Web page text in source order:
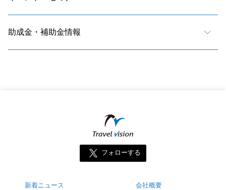
助成金・補助金情報
フォローする
新着ニュース
会社概要